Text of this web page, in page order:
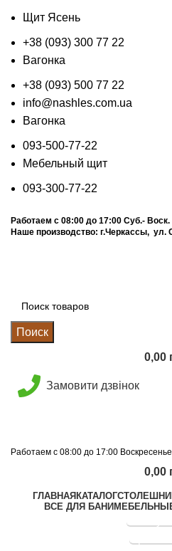
Щит Ясень
+38 (093) 300 77 22
Вагонка
+38 (093) 500 77 22
info@nashles.com.ua
Вагонка
093-500-77-22
Мебельный щит
093-300-77-22
Работаем с 08:00 до 17:00 Суб.-
Наше производство: г.Черкассы, ул.
Поиск
0,00
Замовити дзвінок
Работаем с 08:00 до 17:00
0,00
ГЛАВНАЯ КАТАЛОГ
ВСЕ ДЛЯ БАНИ
Прайс